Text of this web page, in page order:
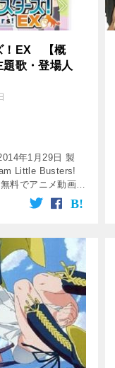
！EX 【概
歌・登場人
年1月29日 製
Little Busters!
料でアニメ動画を
】アニメOP集